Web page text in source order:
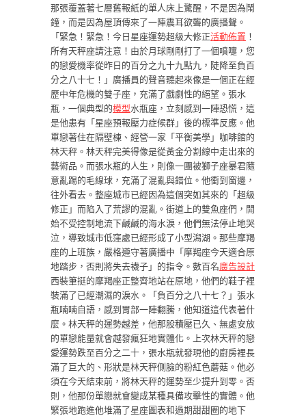
那張覆蓋著七層舊報紙的單人床上驚醒，不是因為鬧
鐘，而是因為屋頂傳來了一陣震耳欲聾的廣播聲。
「緊急！緊急！今日星座運勢超級大修正活動佈置 ！
所有天秤座請注意！由於月球剛剛打了一個噴嚏，您
的戀愛機率從昨日的百分之九十九點九，陡降至負百
分之八十七！」廣播員的聲音聽起來像是一個正在經
歷中年危機的雙子座，充滿了戲劇性的絕望。張水
瓶，一個典型的模型水瓶座，立刻感到一陣恐慌，這
是他患有「星座預報壓力症候群」後的標準反應。他
單戀著住在隔壁棟、經營一家「平衡美學」咖啡館的
林天秤。林天秤完美得像是從黃金分割線中走出來的
藝術品。而張水瓶的人生，則像一團被獅子座暴君隨
意亂踢的毛線球，充滿了混亂與錯位。他衝到窗邊，
往外看去。整座城市已經因為這個突如其來的「超級
修正」而陷入了荒謬的混亂。街道上的雙魚座們，開
始不受控制地流下鹹鹹的海水淚，他們無法停止地哭
泣，導致城市低窪處已經形成了小型潟湖。那些摩羯
座的上班族，嚴格遵守著廣播中「摩羯座今天適合原
地踏步，否則將失去襪子」的指令。數百名廣告設計
西裝筆挺的摩羯座正整齊地站在原地，他們的鞋子裡
裝滿了已經潮濕的淚水。「負百分之八十七？」張水
瓶喃喃自語，感到胃部一陣翻騰，他知道這代表著什
麼。林天秤的運勢越差，他那股積壓已久、無處安放
的單戀能量就會越發瘋狂地實體化。上次林天秤的戀
愛運勢跌至百分之二十，張水瓶就發現他的廚房裡長
滿了巨大的、形狀是林天秤側臉的粉紅色蘑菇。他必
須在今天結束前，將林天秤的運勢至少提升到零。否
則，他那份單戀就會變成某種具備攻擊性的實體。他
緊張地跑進他堆滿了星座圖表和過期甜甜圈的地下